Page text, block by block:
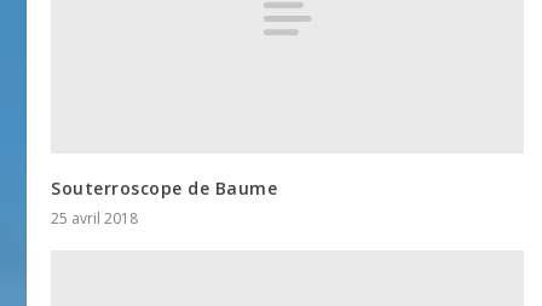
Souterroscope de Baume
25 avril 2018